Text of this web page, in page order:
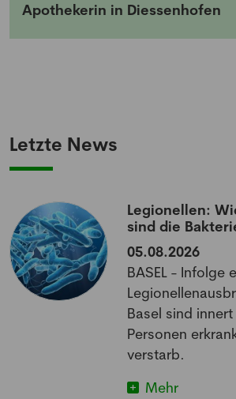
Apothekerin in Diessenhofen
Letzte News
Legionellen:
sind die
05.08.2026
BASEL - Infolge
Basel sind
Personen
verstarb.
Mehr